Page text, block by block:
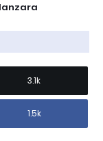
3.1k
1.5k